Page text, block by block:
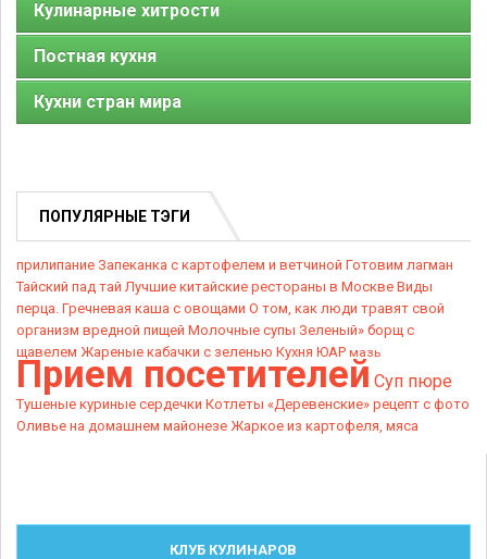
Кулинарные хитрости
Постная кухня
Кухни стран мира
ПОПУЛЯРНЫЕ ТЭГИ
прилипание Запеканка с картофелем и ветчиной Готовим лагман
Тайский пад тай Лучшие китайские рестораны в Москве Виды
перца. Гречневая каша с овощами О том, как люди травят свой
организм вредной пищей Молочные супы Зеленый» борщ с
щавелем Жареные кабачки с зеленью Кухня ЮАР мазь
Прием посетителей Суп пюре
Тушеные куриные сердечки Котлеты «Деревенские» рецепт с фото
Оливье на домашнем майонезе Жаркое из картофеля, мяса
КЛУБ КУЛИНАРОВ